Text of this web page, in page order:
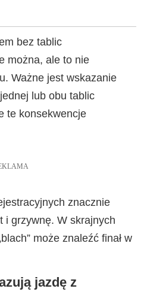
bez tablic
można, ale to nie
Ważne jest wskazanie
lub obu tablic
te konsekwencje
znacznie
i grzywnę. W skrajnych
może znaleźć finał w
jazdę z